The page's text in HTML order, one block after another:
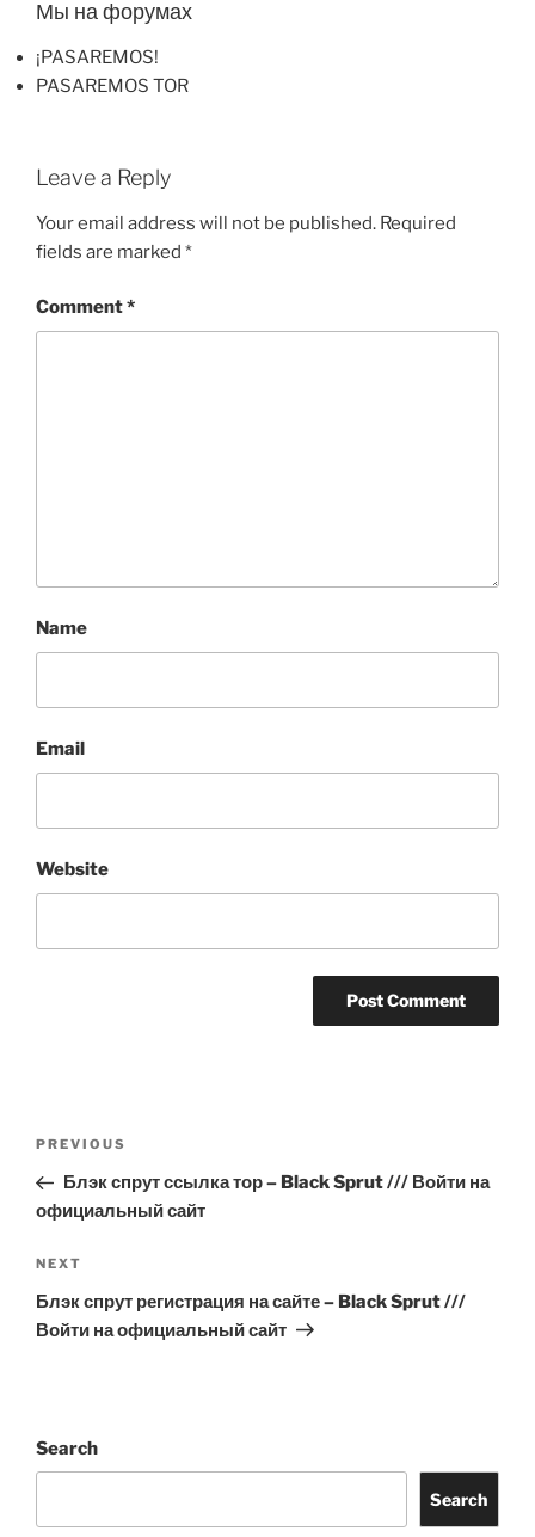
Мы на форумах
¡PASAREMOS!
PASAREMOS TOR
Leave a Reply
Your email address will not be published. Required
fields are marked *
Comment*
Name
Email
Website
Previous
Post
PREVIOUS
Блэк спрут ссылка тор – Black Sprut /// Войти на
официальный сайт
Next
Post
NEXT
Блэк спрут регистрация на сайте – Black Sprut ///
Войти на официальный сайт
Search
Search